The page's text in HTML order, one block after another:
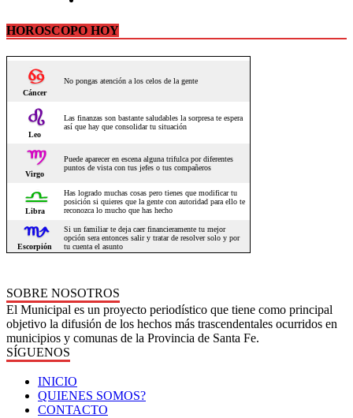
HOROSCOPO HOY
SOBRE NOSOTROS
El Municipal es un proyecto periodístico que tiene como principal
objetivo la difusión de los hechos más trascendentales ocurridos en
municipios y comunas de la Provincia de Santa Fe.
SÍGUENOS
INICIO
QUIENES SOMOS?
CONTACTO